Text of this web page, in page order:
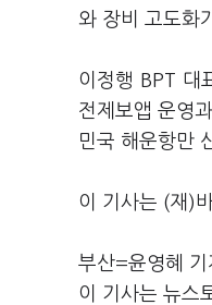
와 장비 고도화
이정행 BPT 대
전제보앱 운영
민국 해운항만
이 기사는 (재)
부산=윤영혜
이 기사는 뉴스